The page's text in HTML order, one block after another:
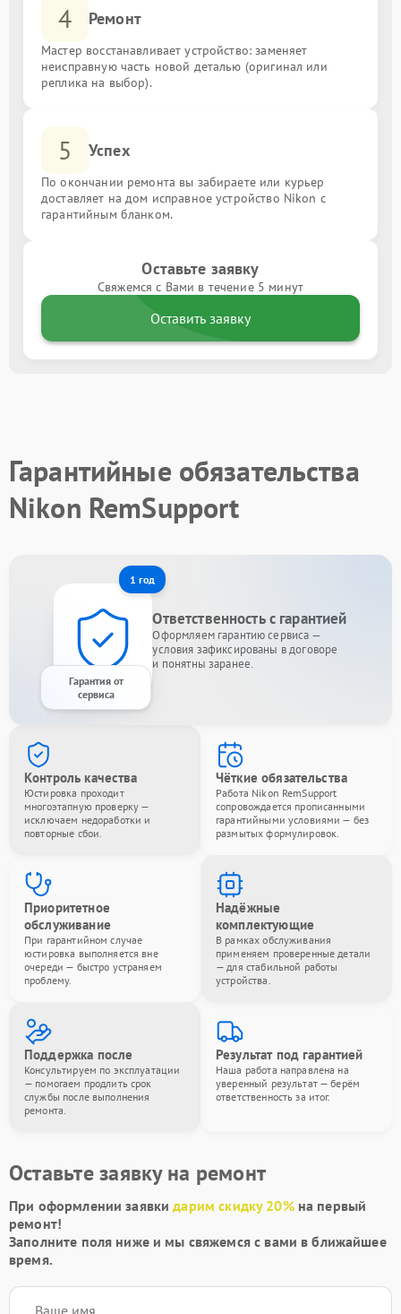
4 Ремонт
Мастер восстанавливает устройство: заменяет
неисправную часть новой деталью (оригинал или
реплика на выбор).
5 Успех
По окончании ремонта вы забираете или курьер
доставляет на дом исправное устройство Nikon с
гарантийным бланком.
Оставьте заявку
Свяжемся с Вами в течение 5 минут
Оставить заявку
Гарантийные обязательства
Nikon RemSupport
1 год
Гарантия от
сервиса
Ответственность с гарантией
Оформляем гарантию сервиса —
условия зафиксированы в договоре
и понятны заранее.
Контроль качества
Юстировка проходит
многоэтапную проверку —
исключаем недоработки и
повторные сбои.
Чёткие обязательства
Работа Nikon RemSupport
сопровождается прописанными
гарантийными условиями — без
размытых формулировок.
Приоритетное
обслуживание
При гарантийном случае
юстировка выполняется вне
очереди — быстро устраняем
проблему.
Надёжные
комплектующие
В рамках обслуживания
применяем проверенные детали
— для стабильной работы
устройства.
Поддержка после
Консультируем по эксплуатации
— помогаем продлить срок
службы после выполнения
ремонта.
Результат под гарантией
Наша работа направлена на
уверенный результат — берём
ответственность за итог.
Оставьте заявку на ремонт
При оформлении заявкидарим скидку 20%на первый
ремонт!
Заполните поля ниже и мы свяжемся с вами в ближайшее
время.